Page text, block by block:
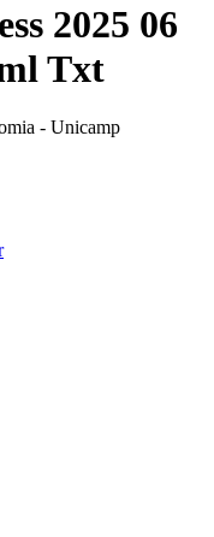
2025 06
Txt
- Unicamp